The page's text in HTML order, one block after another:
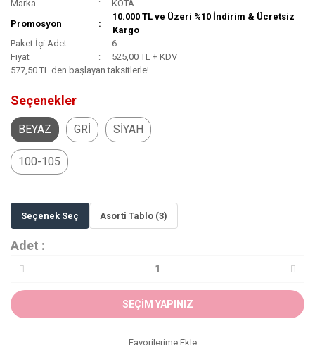
Marka
KOTA
Promosyon
10.000 TL ve Üzeri %10 İndirim & Ücretsiz
Kargo
Paket İçi Adet:
6
Fiyat
525,00 TL + KDV
577,50 TL den başlayan taksitlerle!
Seçenekler
BEYAZ GRİ SİYAH
100-105
Seçenek Seç Asorti Tablo (3)
Adet :
SEÇİM YAPINIZ